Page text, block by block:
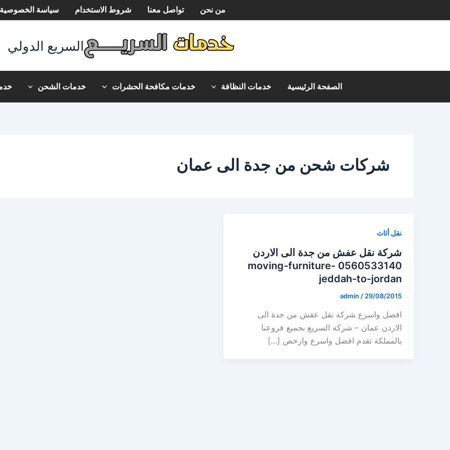
إلى
من نحن تواصل معنا شروط الاستخدام سياسة الخصوصية
السريع الدولي
الصفحة الرئيسية خدمات النظافة خدمات مكافحة الحشرات خدمات الشحن
شركات شحن من جدة الى عمان
نقل أثاث
شركة نقل عفش من جدة الى الاردن
0560533140 moving-furniture-
jeddah-to-jordan
admin / 29/08/2015
افضل واسرع شركة نقل عفش من جدة الى
الاردن عمان – شركة السريع بجميع فروعنا
بالمملكة تقدم افضل واسرع وارخص […]